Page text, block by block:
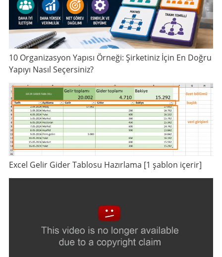
10 Organizasyon Yapısı Örneği: Şirketiniz İçin En Doğru
Yapıyı Nasıl Seçersiniz?
Excel Gelir Gider Tablosu Hazırlama [1 şablon içerir]